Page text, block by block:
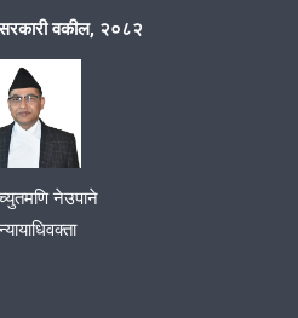
सरकारी वकील, २०८२
नेउपाने